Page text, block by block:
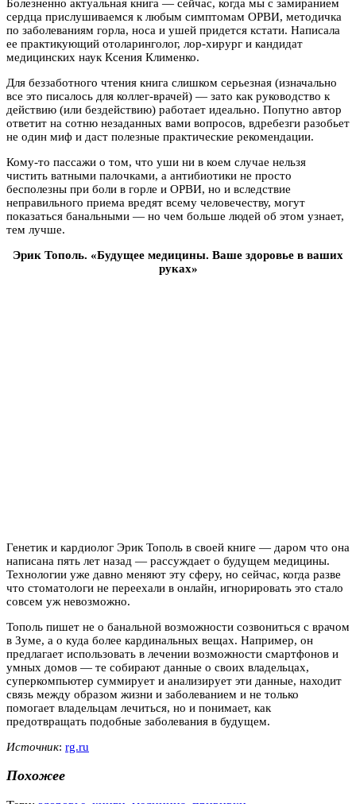
Болезненно актуальная книга — сейчас, когда мы с замиранием
сердца прислушиваемся к любым симптомам ОРВИ, методичка
по заболеваниям горла, носа и ушей придется кстати. Написала
ее практикующий отоларинголог, лор-хирург и кандидат
медицинских наук Ксения Клименко.
Для беззаботного чтения книга слишком серьезная (изначально
все это писалось для коллег-врачей) — зато как руководство к
действию (или бездействию) работает идеально. Попутно автор
ответит на сотню незаданных вами вопросов, вдребезги разобьет
не один миф и даст полезные практические рекомендации.
Кому-то пассажи о том, что уши ни в коем случае нельзя
чистить ватными палочками, а антибиотики не просто
бесполезны при боли в горле и ОРВИ, но и вследствие
неправильного приема вредят всему человечеству, могут
показаться банальными — но чем больше людей об этом узнает,
тем лучше.
Эрик Тополь. «Будущее медицины. Ваше здоровье в ваших
руках»
Генетик и кардиолог Эрик Тополь в своей книге — даром что она
написана пять лет назад — рассуждает о будущем медицины.
Технологии уже давно меняют эту сферу, но сейчас, когда разве
что стоматологи не переехали в онлайн, игнорировать это стало
совсем уж невозможно.
Тополь пишет не о банальной возможности созвониться с врачом
в Зуме, а о куда более кардинальных вещах. Например, он
предлагает использовать в лечении возможности смартфонов и
умных домов — те собирают данные о своих владельцах,
суперкомпьютер суммирует и анализирует эти данные, находит
связь между образом жизни и заболеванием и не только
помогает владельцам лечиться, но и понимает, как
предотвращать подобные заболевания в будущем.
Источник: rg.ru
Похожее